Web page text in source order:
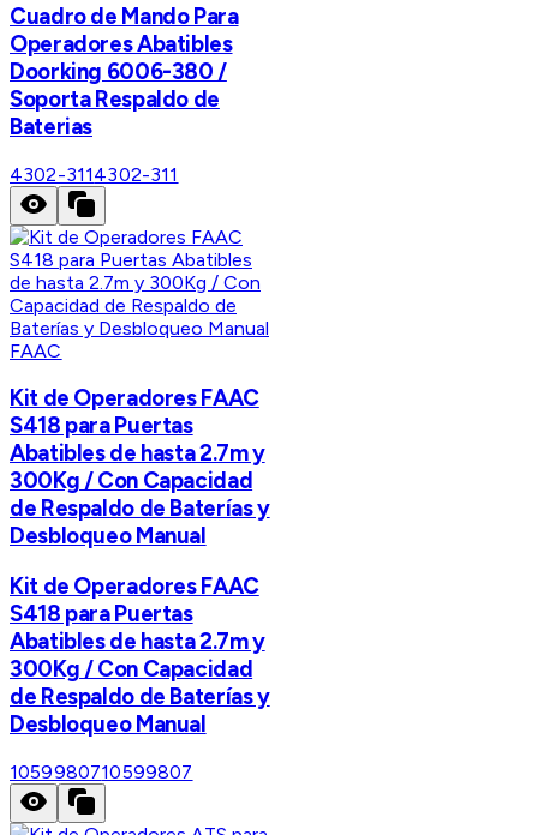
Cuadro de Mando Para
Operadores Abatibles
Doorking 6006-380 /
Soporta Respaldo de
Baterias
4302-3114302-311
FAAC
Kit de Operadores FAAC
S418 para Puertas
Abatibles de hasta 2.7m y
300Kg / Con Capacidad
de Respaldo de Baterías y
Desbloqueo Manual
Kit de Operadores FAAC
S418 para Puertas
Abatibles de hasta 2.7m y
300Kg / Con Capacidad
de Respaldo de Baterías y
Desbloqueo Manual
1059980710599807